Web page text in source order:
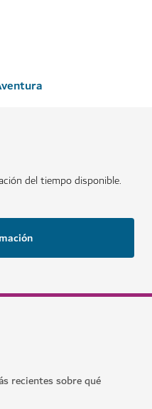
del tiempo disponible.
recientes sobre qué